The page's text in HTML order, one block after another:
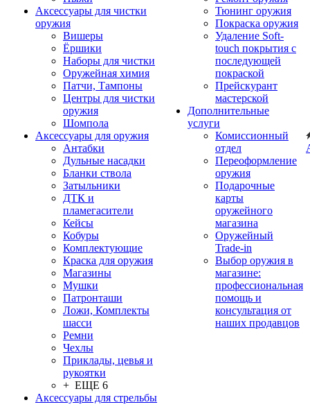
Аксессуары для чистки
оружия
Вишеры
Ёршики
Наборы для чистки
Оружейная химия
Патчи, Тампоны
Центры для чистки
оружия
Шомпола
Аксессуары для оружия
Антабки
Дульные насадки
Бланки ствола
Затыльники
ДТК и
пламегасители
Кейсы
Кобуры
Комплектующие
Краска для оружия
Магазины
Мушки
Патронташи
Ложи, Комплекты
шасси
Ремни
Чехлы
Приклады, цевья и
рукоятки
+ ЕЩЕ 6
Аксессуары для стрельбы
Тюнинг оружия
Покраска оружия
Удаление Soft-
touch покрытия с
последующей
покраской
Прейскурант
мастерской
Дополнительные
услуги
Комиссионный
отдел
Переоформление
оружия
Подарочные
карты
оружейного
магазина
Оружейный
Trade-in
Выбор оружия в
магазине:
профессиональная
помощь и
консультация от
наших продавцов